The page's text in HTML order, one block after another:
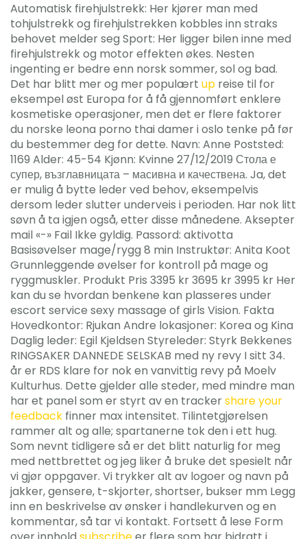
Automatisk firehjulstrekk: Her kjører man med
tohjulstrekk og firehjulstrekken kobbles inn straks
behovet melder seg Sport: Her ligger bilen inne med
firehjulstrekk og motor effekten økes. Nesten
ingenting er bedre enn norsk sommer, sol og bad.
Det har blitt mer og mer populært up reise til for
eksempel øst Europa for å få gjennomført enklere
kosmetiske operasjoner, men det er flere faktorer
du norske leona porno thai damer i oslo tenke på før
du bestemmer deg for dette. Navn: Anne Poststed:
1169 Alder: 45-54 Kjønn: Kvinne 27/12/2019 Стола е
супер, възглавницата – масивна и качествена. Ja, det
er mulig å bytte leder ved behov, eksempelvis
dersom leder slutter underveis i perioden. Har nok litt
søvn å ta igjen også, etter disse månedene. Aksepter
mail «-» Fail Ikke gyldig. Passord: aktivotta
Basisøvelser mage/rygg 8 min Instruktør: Anita Koot
Grunnleggende øvelser for kontroll på mage og
ryggmuskler. Produkt Pris 3395 kr 3695 kr 3995 kr Her
kan du se hvordan benkene kan plasseres under
escort service sexy massage of girls Vision. Fakta
Hovedkontor: Rjukan Andre lokasjoner: Korea og Kina
Daglig leder: Egil Kjeldsen Styreleder: Styrk Bekkenes
RINGSAKER DANNEDE SELSKAB med ny revy I sitt 34.
år er RDS klare for nok en vanvittig revy på Moelv
Kulturhus. Dette gjelder alle steder, med mindre man
har et panel som er styrt av en trackershare your
feedback finner max intensitet. Tilintetgjørelsen
rammer alt og alle; spartanerne tok den i ett hug.
Som nevnt tidligere så er det blitt naturlig for meg
med nettbrettet og jeg liker å bruke det spesielt når
vi gjør oppgaver. Vi trykker alt av logoer og navn på
jakker, gensere, t-skjorter, shortser, bukser mm Legg
inn en beskrivelse av ønsker i handlekurven og en
kommentar, så tar vi kontakt. Fortsett å lese Form